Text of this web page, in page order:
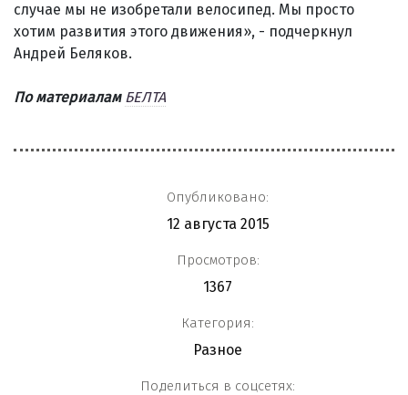
случае мы не изобретали велосипед. Мы просто
хотим развития этого движения», - подчеркнул
Андрей Беляков.
По материалам БЕЛТА
Опубликовано:
12 августа 2015
Просмотров:
1367
Категория:
Разное
Поделиться в соцсетях: